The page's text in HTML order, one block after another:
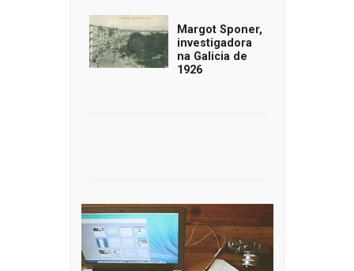
Margot Sponer,
investigadora
na Galicia de
1926